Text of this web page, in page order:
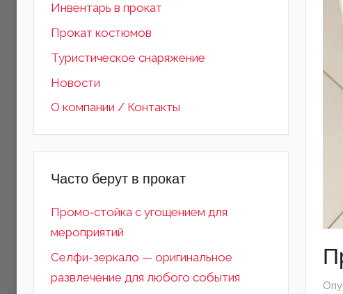
Инвентарь в прокат
Прокат костюмов
Туристическое снаряжение
Новости
О компании / Контакты
Часто берут в прокат
Промо‑стойка с угощением для
мероприятий
Селфи-зеркало — оригинальное
развлечение для любого события